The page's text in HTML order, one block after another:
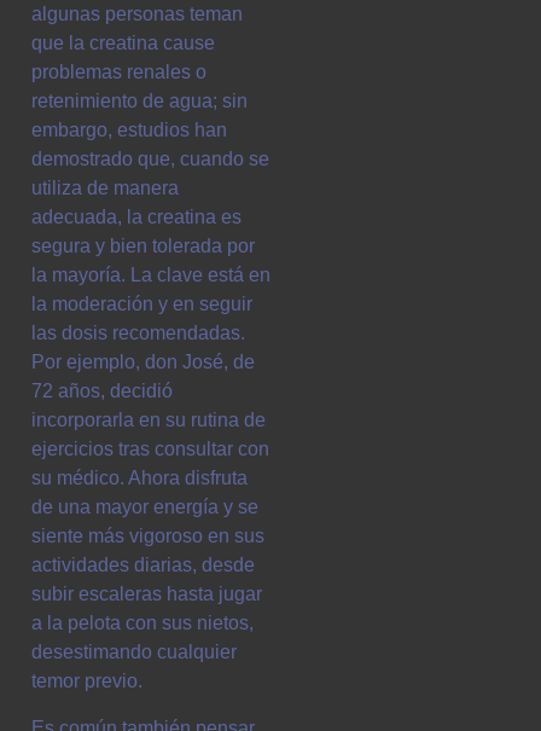
algunas personas teman
que la creatina cause
problemas renales o
retenimiento de agua; sin
embargo, estudios han
demostrado que, cuando se
utiliza de manera
adecuada, la creatina es
segura y bien tolerada por
la mayoría. La clave está en
la moderación y en seguir
las dosis recomendadas.
Por ejemplo, don José, de
72 años, decidió
incorporarla en su rutina de
ejercicios tras consultar con
su médico. Ahora disfruta
de una mayor energía y se
siente más vigoroso en sus
actividades diarias, desde
subir escaleras hasta jugar
a la pelota con sus nietos,
desestimando cualquier
temor previo.